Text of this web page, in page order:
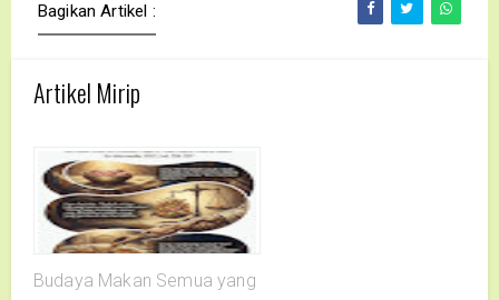
Bagikan Artikel :
Artikel Mirip
Budaya Makan Semua yang